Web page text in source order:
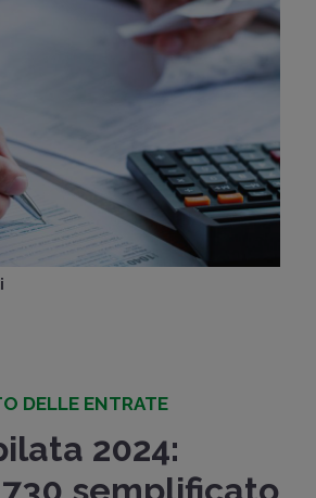
DELLE ENTRATE
2024:
semplificato